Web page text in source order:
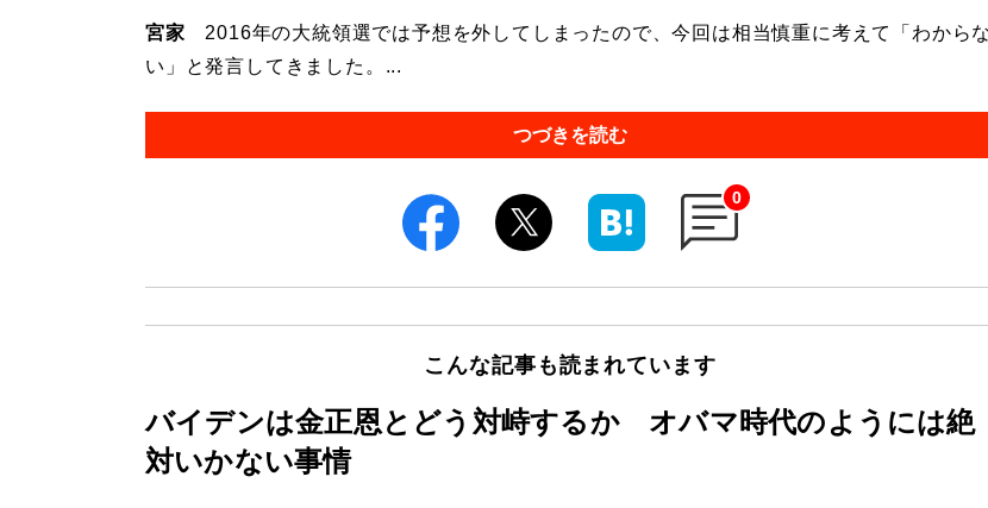
宮家 2016年の大統領選では予想を外してしまったので、今回は相当慎重に考えて「わからな
い」と発言してきました。...
つづきを読む
0
こんな記事も読まれています
バイデンは金正恩とどう対峙するか オバマ時代のようには絶
対いかない事情